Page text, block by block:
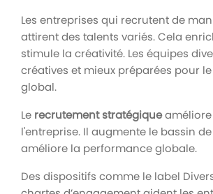
Les entreprises qui recrutent de
attirent des talents variés. Cela
stimule la créativité. Les équipes
créatives et mieux préparées pour
global.
Le recrutement stratégiqueaméliore
l'entreprise. Il augmente le bassin
améliore la performance globale.
Des dispositifs comme le label